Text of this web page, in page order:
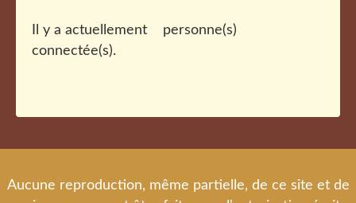
Il y a actuellement
personne(s)
connectée(s).
Aucune reproduction, même partielle, de ce site et de